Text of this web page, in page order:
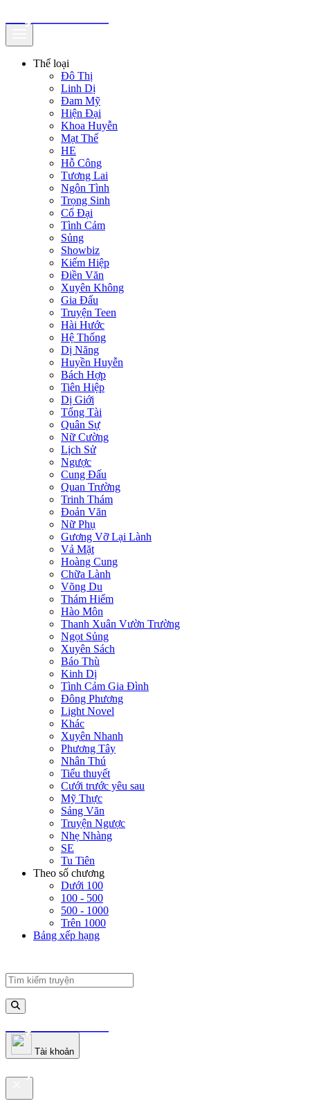
Thể loại
Đô Thị
Linh Dị
Đam Mỹ
Hiện Đại
Khoa Huyễn
Mạt Thế
HE
Hỗ Công
Tương Lai
Ngôn Tình
Trọng Sinh
Cổ Đại
Tình Cảm
Sủng
Showbiz
Kiếm Hiệp
Điền Văn
Xuyên Không
Gia Đấu
Truyện Teen
Hài Hước
Hệ Thống
Dị Năng
Huyền Huyễn
Bách Hợp
Tiên Hiệp
Dị Giới
Tổng Tài
Quân Sự
Nữ Cường
Lịch Sử
Ngược
Cung Đấu
Quan Trường
Trinh Thám
Đoản Văn
Nữ Phụ
Gương Vỡ Lại Lành
Vả Mặt
Hoàng Cung
Chữa Lành
Võng Du
Thám Hiểm
Hào Môn
Thanh Xuân Vườn Trường
Ngọt Sủng
Xuyên Sách
Báo Thù
Kinh Dị
Tình Cảm Gia Đình
Đông Phương
Light Novel
Khác
Xuyên Nhanh
Phương Tây
Nhân Thú
Tiểu thuyết
Cưới trước yêu sau
Mỹ Thực
Sảng Văn
Truyện Ngược
Nhẹ Nhàng
SE
Tu Tiên
Theo số chương
Dưới 100
100 - 500
500 - 1000
Trên 1000
Bảng xếp hạng
truyenfullz.com
Tài khoản
truyenfullz.com